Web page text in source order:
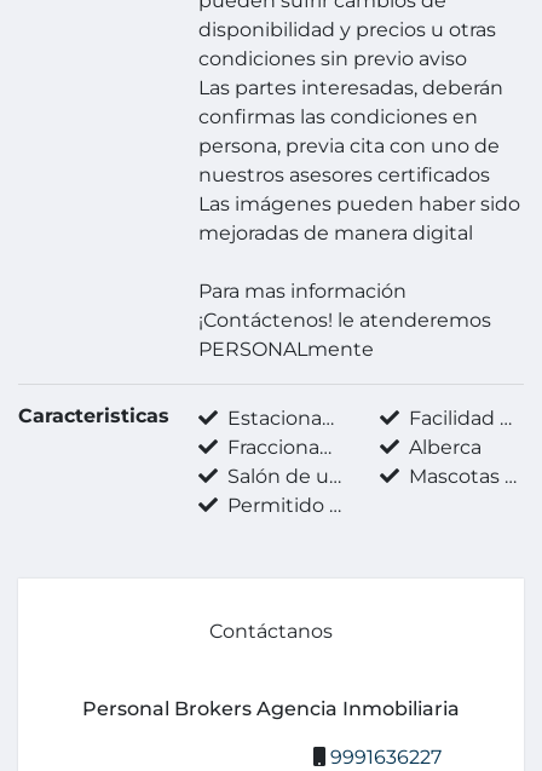
disponibilidad y precios u otras
condiciones sin previo aviso
Las partes interesadas, deberán
confirmas las condiciones en
persona, previa cita con uno de
nuestros asesores certificados
Las imágenes pueden haber sido
mejoradas de manera digital
Para mas información
¡Contáctenos! le atenderemos
PERSONALmente
Caracteristicas Estacionamiento techado
Facilidad para estacionarse
Fraccionamiento privado
Alberca
Salón de usos múltiples
Mascotas permitidas
Permitido fumar
Contáctanos
Personal Brokers Agencia Inmobiliaria
9991636227